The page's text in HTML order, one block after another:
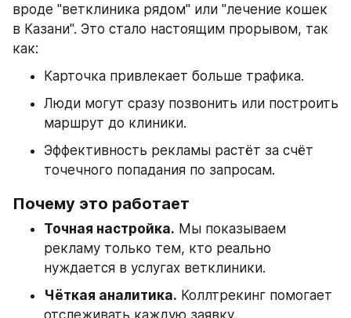
вроде "ветклиника рядом" или "лечение кошек
в Казани". Это стало настоящим прорывом, так
как:
Карточка привлекает больше трафика.
Люди могут сразу позвонить или построить
маршрут до клиники.
Эффективность рекламы растёт за счёт
точечного попадания по запросам.
Почему это работает
Точная настройка. Мы показываем
рекламу только тем, кто реально
нуждается в услугах ветклиники.
Чёткая аналитика. Коллтрекинг помогает
отслеживать каждую заявку.